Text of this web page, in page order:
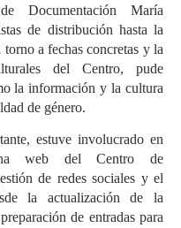
Documentación María
de distribución hasta la
a fechas concretas y la
del Centro, pude
la información y la cultura
de género.
estuve involucrado en
web del Centro de
de redes sociales y el
la actualización de la
de entradas para